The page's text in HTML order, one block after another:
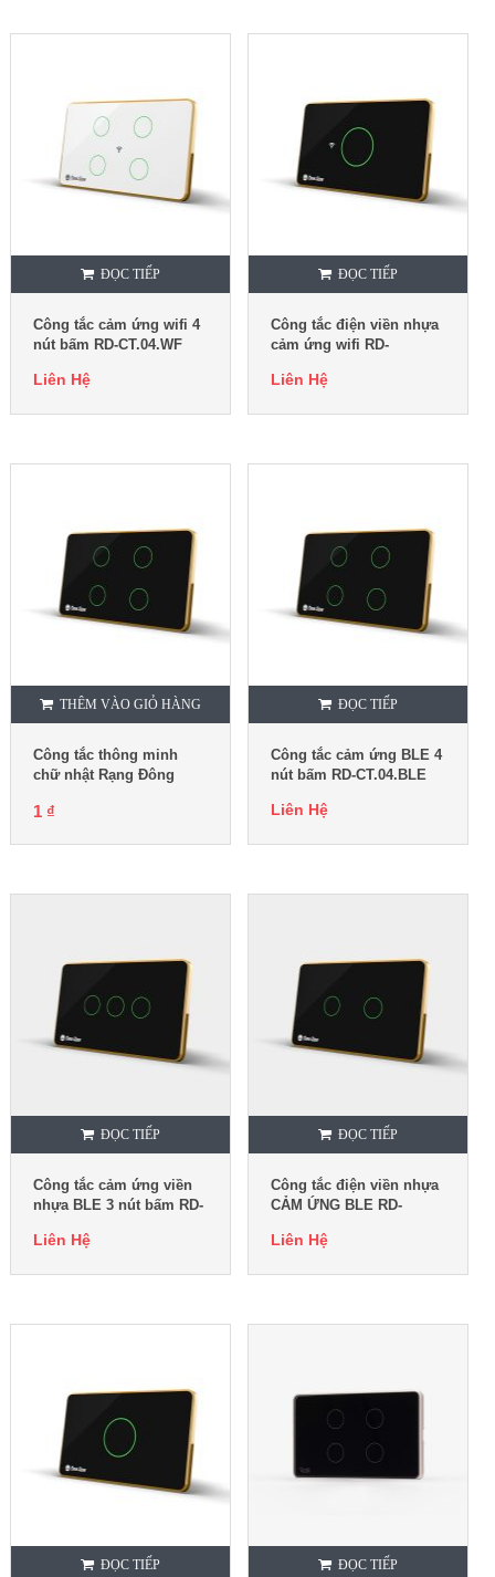
ĐỌC TIẾP
Công tắc cảm ứng wifi 4
nút bấm RD-CT.04.WF
Liên Hệ
ĐỌC TIẾP
Công tắc điện viền nhựa
cảm ứng wifi RD-
Liên Hệ
THÊM VÀO GIỎ HÀNG
Công tắc thông minh
chữ nhật Rạng Đông
1 ₫
ĐỌC TIẾP
Công tắc cảm ứng BLE 4
nút bấm RD-CT.04.BLE
Liên Hệ
ĐỌC TIẾP
Công tắc cảm ứng viền
nhựa BLE 3 nút bấm RD-
Liên Hệ
ĐỌC TIẾP
Công tắc điện viền nhựa
CẢM ỨNG BLE RD-
Liên Hệ
ĐỌC TIẾP ĐỌC TIẾP